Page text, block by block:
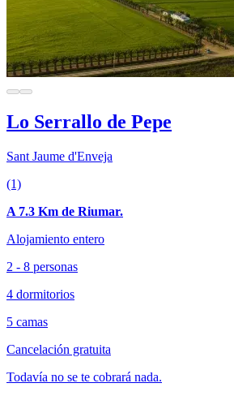
Lo Serrallo de Pepe
Sant Jaume d'Enveja
(1)
A 7.3 Km de Riumar.
Alojamiento entero
2 - 8 personas
4 dormitorios
5 camas
Cancelación gratuita
Todavía no se te cobrará nada.